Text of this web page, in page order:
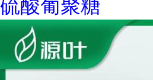
硫酸葡聚糖